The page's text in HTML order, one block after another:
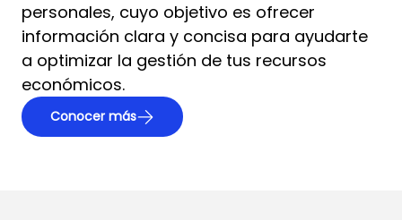
personales, cuyo objetivo es ofrecer
información clara y concisa para ayudarte
a optimizar la gestión de tus recursos
económicos.
Conocer más